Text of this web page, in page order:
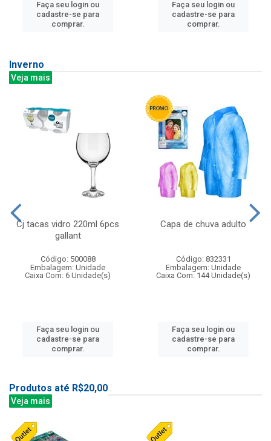
Faça seu login ou
cadastre-se para
comprar.
Faça seu login ou
cadastre-se para
comprar.
Inverno
Veja mais
Cj tacas vidro 220ml 6pcs
gallant
Código: 500088
Embalagem: Unidade
Caixa Com: 6 Unidade(s)
Faça seu login ou
cadastre-se para
comprar.
Capa de chuva adulto
Código: 832331
Embalagem: Unidade
Caixa Com: 144 Unidade(s)
Faça seu login ou
cadastre-se para
comprar.
Produtos até R$20,00
Veja mais